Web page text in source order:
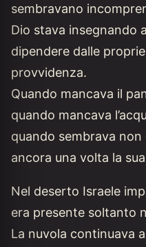
sembravano
Dio stava insegnando
dipendere dalle
provvidenza.
Quando mancava il
quando mancava
quando sembrava
ancora una volta la
Nel deserto Israele
era presente soltanto
La nuvola continuava